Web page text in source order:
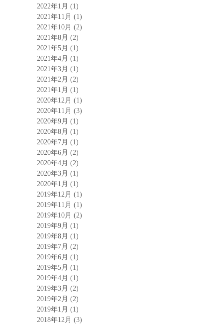
2022年1月 (1)
2021年11月 (1)
2021年10月 (2)
2021年8月 (2)
2021年5月 (1)
2021年4月 (1)
2021年3月 (1)
2021年2月 (2)
2021年1月 (1)
2020年12月 (1)
2020年11月 (3)
2020年9月 (1)
2020年8月 (1)
2020年7月 (1)
2020年6月 (2)
2020年4月 (2)
2020年3月 (1)
2020年1月 (1)
2019年12月 (1)
2019年11月 (1)
2019年10月 (2)
2019年9月 (1)
2019年8月 (1)
2019年7月 (2)
2019年6月 (1)
2019年5月 (1)
2019年4月 (1)
2019年3月 (2)
2019年2月 (2)
2019年1月 (1)
2018年12月 (3)